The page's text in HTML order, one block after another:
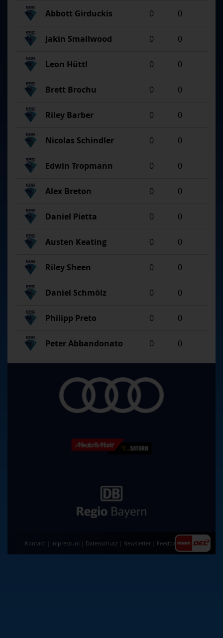
Abbott Girduckis 0 0
Jakin Smallwood 0 0
Leon Hüttl 0 0
Brett Brochu 0 0
Riley Barber 0 0
Nicolas Schindler 0 0
Edwin Tropmann 0 0
Alex Breton 0 0
Daniel Pietta 0 0
Austen Keating 0 0
Riley Sheen 0 0
Daniel Schmölz 0 0
Philipp Preto 0 0
Peter Abbandonato 0 0
Kontakt Impressum Datenschutz Newsletter Feedback|AGB